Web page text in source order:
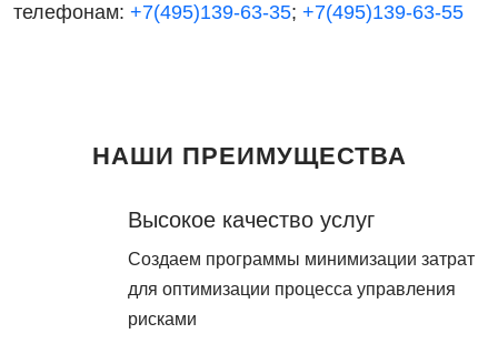
телефонам: +7(495)139-63-35; +7(495)139-63-55
НАШИ ПРЕИМУЩЕСТВА
Высокое качество услуг
Создаем программы минимизации затрат
для оптимизации процесса управления
рисками